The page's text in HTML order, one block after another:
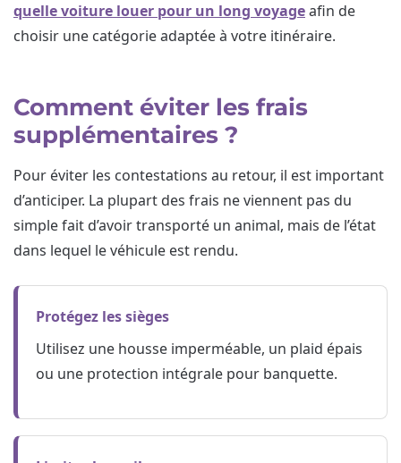
quelle voiture louer pour un long voyageafin de
choisir une catégorie adaptée à votre itinéraire.
Comment éviter les frais
supplémentaires ?
Pour éviter les contestations au retour, il est important
d’anticiper. La plupart des frais ne viennent pas du
simple fait d’avoir transporté un animal, mais de l’état
dans lequel le véhicule est rendu.
Protégez les sièges
Utilisez une housse imperméable, un plaid épais
ou une protection intégrale pour banquette.